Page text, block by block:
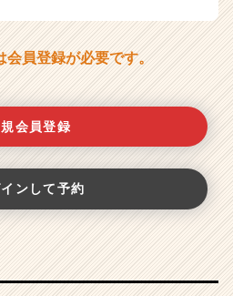
員登録が必要です。
会員登録
ンして予約